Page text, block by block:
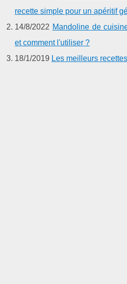
recette simple pour un apéritif
14/8/2022 Mandoline de
et comment l'utiliser ?
18/1/2019 Les meilleurs